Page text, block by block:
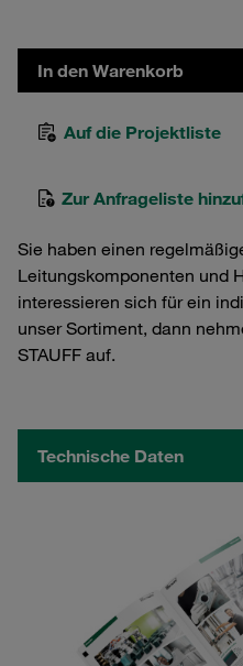
In den Warenkorb
Auf die Projektliste
Zur Anfrageliste
Sie haben einen
Leitungskomponenten und
interessieren sich für ein
unser Sortiment, dann
STAUFF auf.
Technische Daten